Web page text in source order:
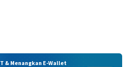
& Menangkan E-Wallet